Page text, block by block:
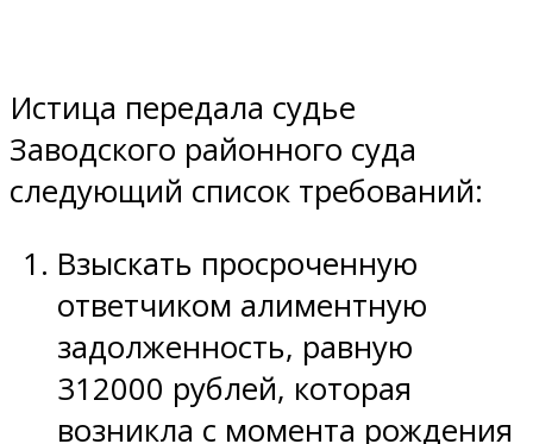
Истица передала судье
Заводского районного суда
следующий список требований:
Взыскать просроченную
ответчиком алиментную
задолженность, равную
312000 рублей, которая
возникла с момента рождения